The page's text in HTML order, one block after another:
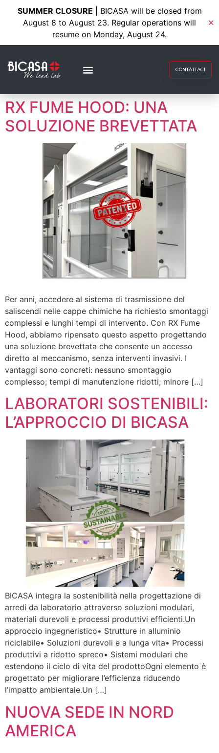
SUMMER CLOSURE | BICASA will be closed from
August 8 to August 23. Regular operations will
resume on Monday, August 24.
✕
CONTATTACI
RX FUME HOOD: UNA
SOLUZIONE BREVETTATA
Per anni, accedere al sistema di trasmissione del
saliscendi nelle cappe chimiche ha richiesto smontaggi
complessi e lunghi tempi di intervento. Con RX Fume
Hood, abbiamo ripensato questo aspetto progettando
una soluzione brevettata che consente un accesso
diretto al meccanismo, senza interventi invasivi. I
vantaggi sono concreti: nessuno smontaggio
complesso; tempi di manutenzione ridotti; minore […]
LABORATORI SOSTENIBILI:
L’APPROCCIO DI BICASA
BICASA integra la sostenibilità nella progettazione di
arredi da laboratorio attraverso soluzioni modulari,
materiali durevoli e processi produttivi efficienti.Un
approccio ingegneristico• Strutture in alluminio
riciclabile• Soluzioni durevoli e a lunga vita• Processi
produttivi a ridotto spreco• Sistemi modulari che
estendono il ciclo di vita del prodottoOgni elemento è
progettato per migliorare l’efficienza riducendo
l’impatto ambientale.Un […]
NUOVA SEDE IN NORD
AMERICA